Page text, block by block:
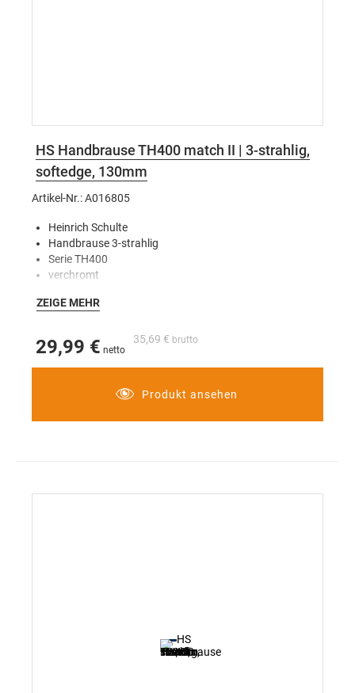
HS Handbrause TH400 match II | 3-strahlig,
softedge, 130mm
Artikel-Nr.: A016805
Heinrich Schulte
Handbrause 3-strahlig
Serie TH400
verchromt
voller Brauseregen, Massagestrahl und Mix
Antikalk
Softedge
mit beiliegender WRD bis zu 40% Wassererparnis
für Durchlauferhitzer geeignet
Kopfdurchmesser 120 mm
ZEIGE MEHR
35,69 €
29,99 €
Produkt ansehen